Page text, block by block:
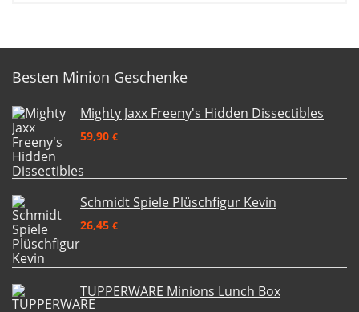
Besten Minion Geschenke
Mighty Jaxx Freeny's Hidden Dissectibles
59,90 €
Schmidt Spiele Plüschfigur Kevin
26,45 €
TUPPERWARE Minions Lunch Box